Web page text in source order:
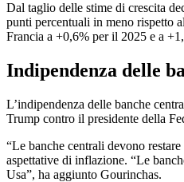
Dal taglio delle stime di crescita
punti percentuali in meno rispetto
Francia a +0,6% per il 2025 e a
Indipendenza delle
L’indipendenza delle banche
Trump contro il presidente della
“Le banche centrali devono
aspettative di inflazione. “Le
Usa”, ha aggiunto Gourinchas.